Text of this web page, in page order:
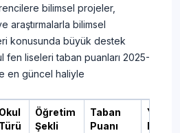
bilimsel projeler,
araştırmalarla bilimsel
konusunda büyük destek
fen liseleri taban puanları 2025-
en güncel haliyle
Okul
Türü
Öğretim
Şekli
Taban
Puanı
Dilim